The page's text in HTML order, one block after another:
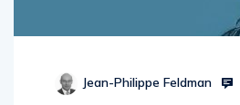
Jean-Philippe Feldman